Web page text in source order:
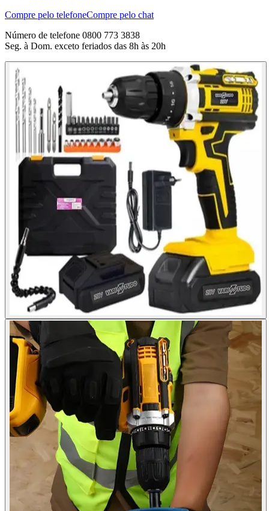
Compre pelo telefoneCompre pelo chat
Número de telefone 0800 773 3838
Seg. à Dom. exceto feriados das 8h às 20h